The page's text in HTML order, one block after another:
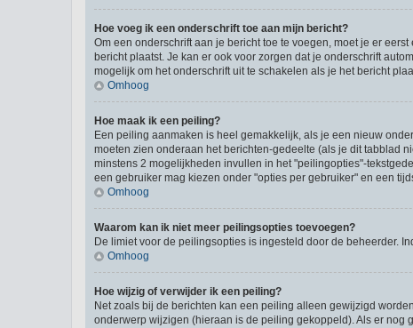
Hoe voeg ik een onderschrift toe aan mijn bericht?
Om een onderschrift aan je bericht toe te voegen, moet je er
bericht plaatst. Je kan er ook voor zorgen dat je onderschrift
mogelijk om het onderschrift uit te schakelen als je het bericht
Omhoog
Hoe maak ik een peiling?
Een peiling aanmaken is heel gemakkelijk, als je een nieuw
moeten zien onderaan het berichten-gedeelte (als je dit tabblad
minstens 2 mogelijkheden invullen in het "peilingopties"-
een gebruiker mag kiezen onder "opties per gebruiker" en een
Omhoog
Waarom kan ik niet meer peilingsopties toevoegen?
De limiet voor de peilingsopties is ingesteld door de beheerder.
Omhoog
Hoe wijzig of verwijder ik een peiling?
Net zoals bij de berichten kan een peiling alleen gewijzigd
onderwerp wijzigen (hieraan is de peiling gekoppeld). Als er nog